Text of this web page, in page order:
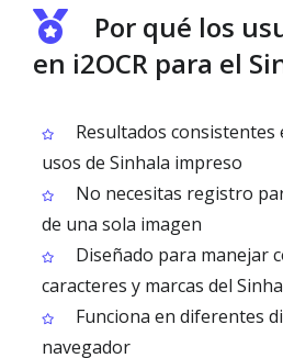
Por qué los
en i2OCR para el
Resultados consistentes
usos de Sinhala impreso
No necesitas registro
de una sola imagen
Diseñado para manejar
caracteres y marcas del
Funciona en diferentes
navegador